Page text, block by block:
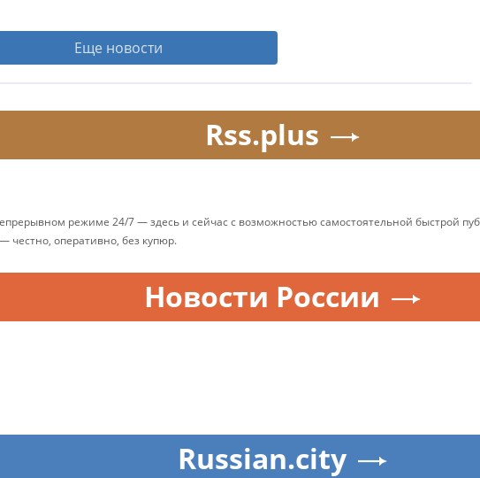
Еще новости
Rss.plus
режиме 24/7 — здесь и сейчас с возможностью самостоятельной быстрой
честно, оперативно, без купюр.
Новости России
Russian.city